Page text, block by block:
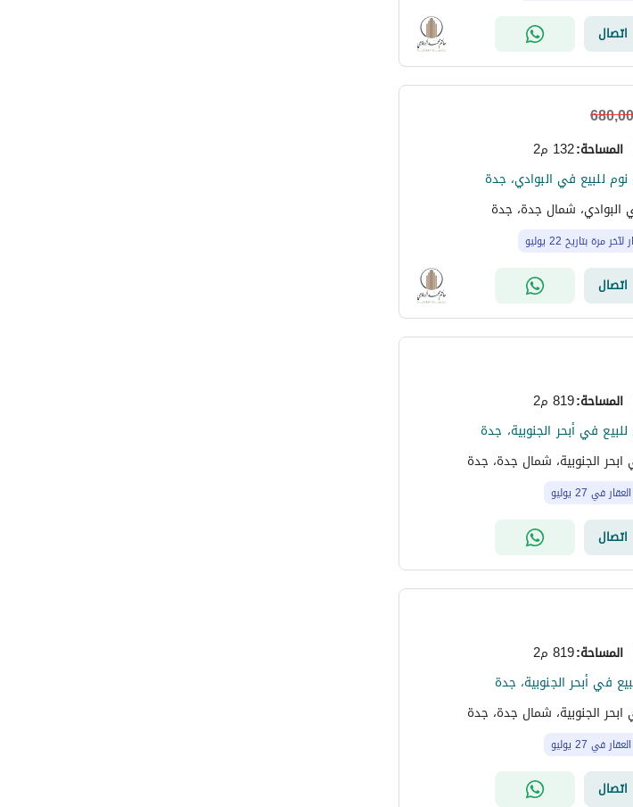
اتصال
المساحة:132 م2
البوادي، شمال جدة، جدة
بتاريخ 22 يوليو
اتصال
المساحة:819 م2
في أبحر الجنوبية، جدة
الجنوبية، شمال جدة، جدة
27 يوليو
اتصال
المساحة:819 م2
الجنوبية، شمال جدة، جدة
27 يوليو
اتصال